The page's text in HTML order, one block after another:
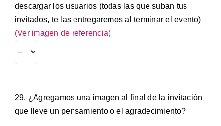
descargar los usuarios (todas las que suban tus
invitados, te las entregaremos al terminar el evento)
(Ver imagen de referencia)
29. ¿Agregamos una imagen al final de la invitación
que lleve un pensamiento o el agradecimiento?